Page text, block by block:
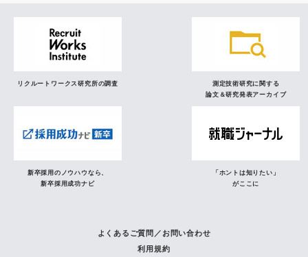
リクルートワークス研究所の調査
測定技術研究に関する
論文＆研究発表アーカイブ
新卒採用のノウハウなら、
新卒採用成功ナビ
「ホントは知りたい」
がここに
よくあるご質問／お問い合わせ
利用規約